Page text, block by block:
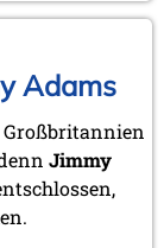
Adams
Jimmy